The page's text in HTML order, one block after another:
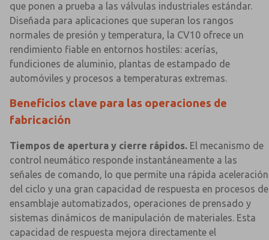
que ponen a prueba a las válvulas industriales estándar.
Diseñada para aplicaciones que superan los rangos
normales de presión y temperatura, la CV10 ofrece un
rendimiento fiable en entornos hostiles: acerías,
fundiciones de aluminio, plantas de estampado de
automóviles y procesos a temperaturas extremas.
Beneficios clave para las operaciones de
fabricación
Tiempos de apertura y cierre rápidos. El mecanismo de
control neumático responde instantáneamente a las
señales de comando, lo que permite una rápida aceleración
del ciclo y una gran capacidad de respuesta en procesos de
ensamblaje automatizados, operaciones de prensado y
sistemas dinámicos de manipulación de materiales. Esta
capacidad de respuesta mejora directamente el